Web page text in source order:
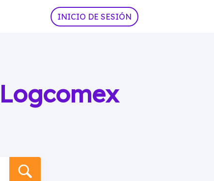
INICIO DE SESIÓN